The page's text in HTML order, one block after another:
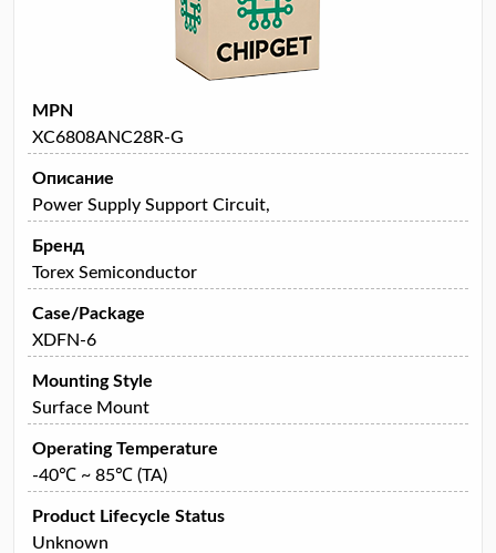
MPN
XC6808ANC28R-G
Описание
Power Supply Support Circuit,
Бренд
Torex Semiconductor
Case/Package
XDFN-6
Mounting Style
Surface Mount
Operating Temperature
-40℃ ~ 85℃ (TA)
Product Lifecycle Status
Unknown